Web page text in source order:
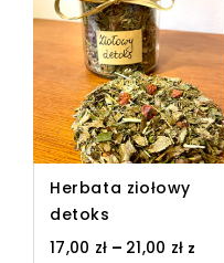
Herbata ziołowy
detoks
17,00 zł – 21,00 zł z